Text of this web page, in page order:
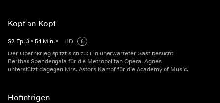
Kopf an Kopf
S2 Ep.3 • 54 Min. • HD
6
Der Opernkrieg spitzt sich zu: Ein unerwarteter Gast besucht
Berthas Spendengala für die Metropolitan Opera. Agnes
unterstützt dagegen Mrs. Astors Kampf für die Academy of Music.
Hofintrigen